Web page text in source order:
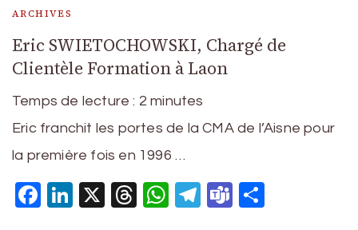
ARCHIVES
Eric SWIETOCHOWSKI, Chargé de
Clientèle Formation à Laon
Temps de lecture : 2 minutes
Eric franchit les portes de la CMA de l’Aisne pour
la première fois en 1996 …
Facebook
LinkedIn
X Threads
WhatsApp
Telegram
Teams